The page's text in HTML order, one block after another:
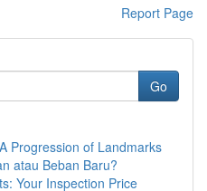
Report Page
Go
Progression of Landmarks
atau Beban Baru?
Your Inspection Price